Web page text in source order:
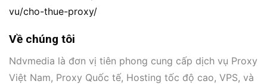
vu/cho-thue-proxy/
Về chúng tôi
Ndvmedia là đơn vị tiên phong cung cấp dịch vụ Proxy
Việt Nam, Proxy Quốc tế, Hosting tốc độ cao, VPS, và